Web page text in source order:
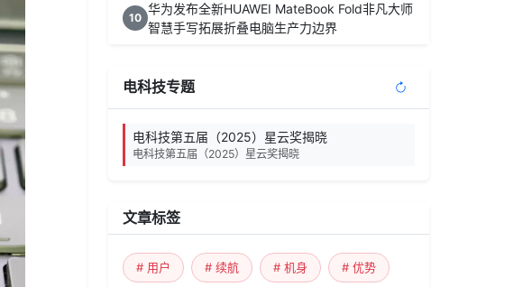
10
华为发布全新HUAWEI MateBook Fold非凡大师
智慧手写拓展折叠电脑生产力边界
电科技专题
电科技第五届（2025）星云奖揭晓
电科技第五届（2025）星云奖揭晓
文章标签
# 用户 # 续航 # 机身 # 优势